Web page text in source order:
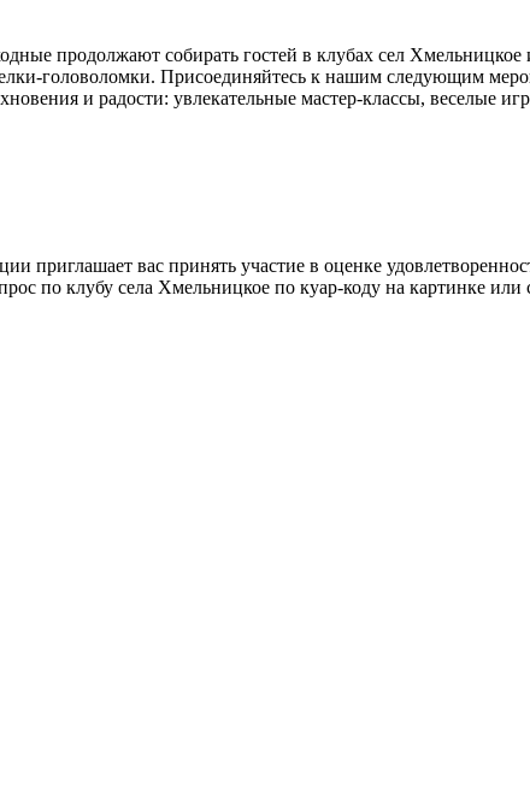
продолжают собирать гостей в клубах сел
головоломки. Присоединяйтесь к нашим следующим
и радости: увлекательные мастер-классы, веселые
приглашает вас принять участие в оценке
по клубу села Хмельницкое по куар-коду на картинке